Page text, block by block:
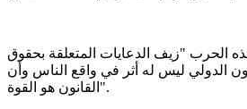
الحرب "زيف الدعايات المتعلقة بحقوق
الدولي ليس له أثر في واقع الناس وأن
القانون هو القوة".